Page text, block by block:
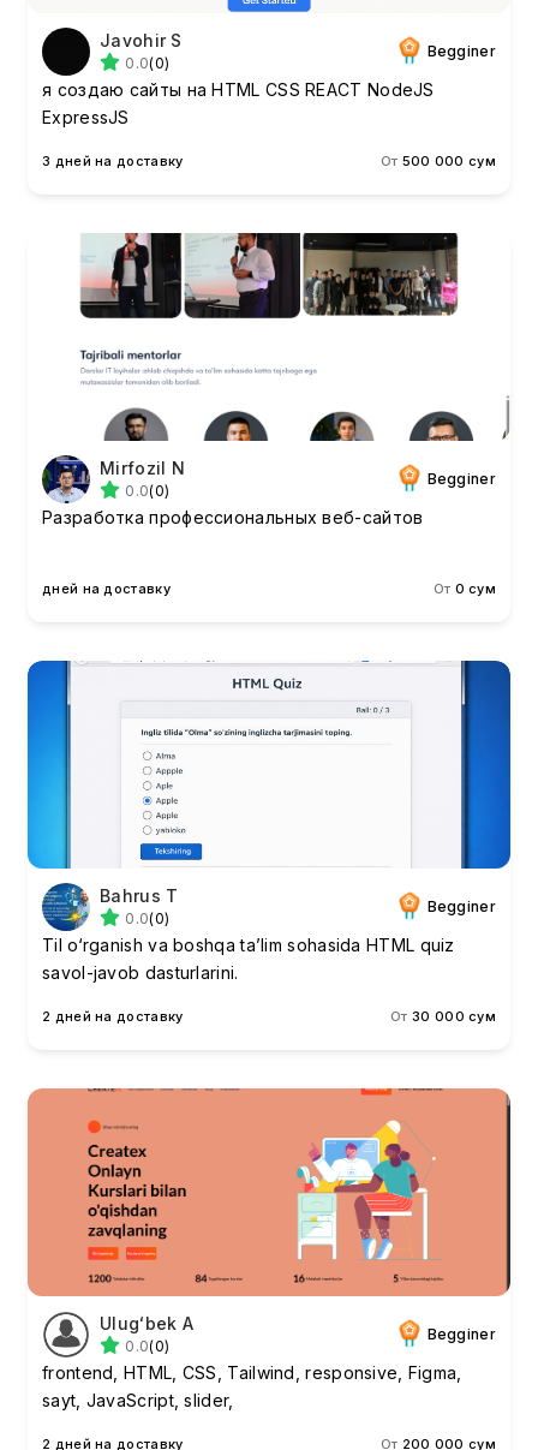
Javohir S
0.0(0)
Begginer
я создаю сайты на HTML CSS REACT NodeJS
ExpressJS
3 дней на доставку От 500 000 сум
Mirfozil N
0.0(0)
Begginer
Разработка профессиональных веб-сайтов
дней на доставку От 0 сум
Bahrus T
0.0(0)
Begginer
Til o‘rganish va boshqa ta’lim sohasida HTML quiz
savol-javob dasturlarini.
2 дней на доставку От 30 000 сум
Ulugʻbek A
0.0(0)
Begginer
frontend, HTML, CSS, Tailwind, responsive, Figma,
sayt, JavaScript, slider,
2 дней на доставку От 200 000 сум